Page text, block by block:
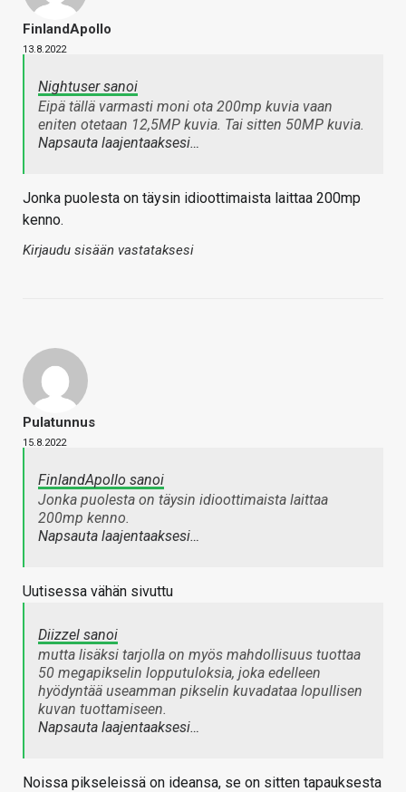
FinlandApollo
13.8.2022
Nightuser sanoi
Eipä tällä varmasti moni ota 200mp kuvia vaan
eniten otetaan 12,5MP kuvia. Tai sitten 50MP kuvia.
Napsauta laajentaaksesi…
Jonka puolesta on täysin idioottimaista laittaa 200mp
kenno.
Kirjaudu sisään vastataksesi
Pulatunnus
15.8.2022
FinlandApollo sanoi
Jonka puolesta on täysin idioottimaista laittaa
200mp kenno.
Napsauta laajentaaksesi…
Uutisessa vähän sivuttu
Diizzel sanoi
mutta lisäksi tarjolla on myös mahdollisuus tuottaa
50 megapikselin lopputuloksia, joka edelleen
hyödyntää useamman pikselin kuvadataa lopullisen
kuvan tuottamiseen.
Napsauta laajentaaksesi…
Noissa pikseleissä on ideansa, se on sitten tapauksesta